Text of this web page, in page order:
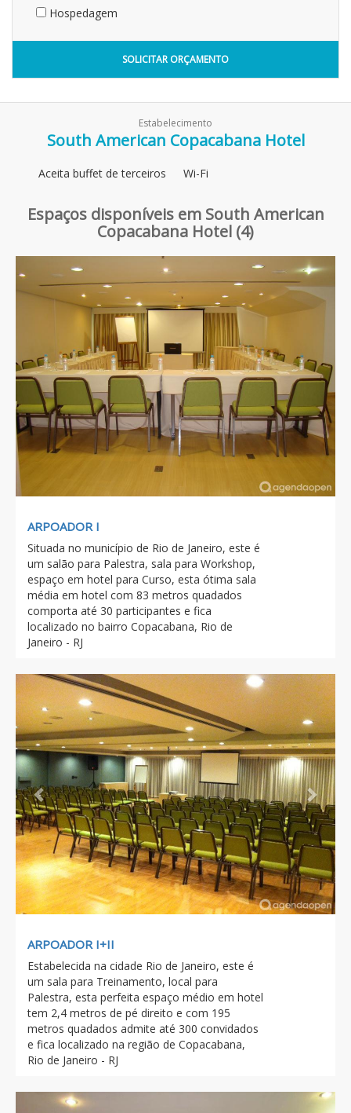
Hospedagem
SOLICITAR ORÇAMENTO
Estabelecimento
South American Copacabana Hotel
Aceita buffet de terceiros Wi-Fi
Espaços disponíveis em South American
Copacabana Hotel (4)
ARPOADOR I
Situada no município de Rio de Janeiro, este é
um salão para Palestra, sala para Workshop,
espaço em hotel para Curso, esta ótima sala
média em hotel com 83 metros quadados
comporta até 30 participantes e fica
localizado no bairro Copacabana, Rio de
Janeiro - RJ
Previous Next
ARPOADOR I+II
Estabelecida na cidade Rio de Janeiro, este é
um sala para Treinamento, local para
Palestra, esta perfeita espaço médio em hotel
tem 2,4 metros de pé direito e com 195
metros quadados admite até 300 convidados
e fica localizado na região de Copacabana,
Rio de Janeiro - RJ
Previous Next